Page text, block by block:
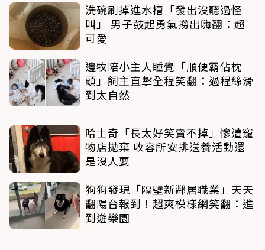
洗碗刷掉進水槽「發出沒聽過怪
叫」 男子鼓起勇氣撈出嗨翻：超
可愛
邊牧陪小主人睡覺「順便霸佔枕
頭」飼主直擊全程笑翻：過程絲滑
到太自然
哈士奇「長太好笑賣不掉」慘遭寵
物店拋棄 收容所安排送養活動還
是沒人要
狗狗發現「隔壁新鄰居職業」天天
翻陽台報到！超爽模樣網笑翻：進
到遊樂園